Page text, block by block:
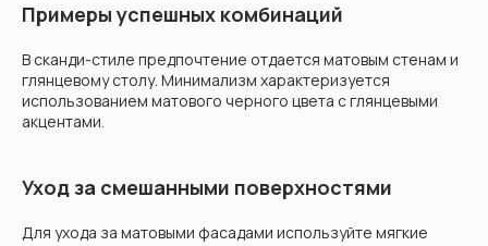
Примеры успешных комбинаций
В сканди-стиле предпочтение отдается матовым стенам и
глянцевому столу. Минимализм характеризуется
использованием матового черного цвета с глянцевыми
акцентами.
Уход за смешанными поверхностями
Для ухода за матовыми фасадами используйте мягкие